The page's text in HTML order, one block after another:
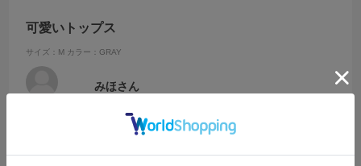
可愛いトップス
サイズ：M カラー：GRAY
みほさん
毎日の暑さに対応出来る素材、インせずに着て、涼しさを感じまし